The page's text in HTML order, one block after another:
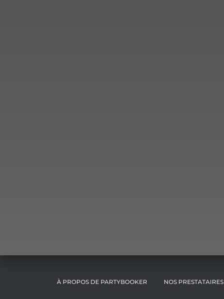
À PROPOS DE PARTYBOOKER NOS PRESTATAIRES